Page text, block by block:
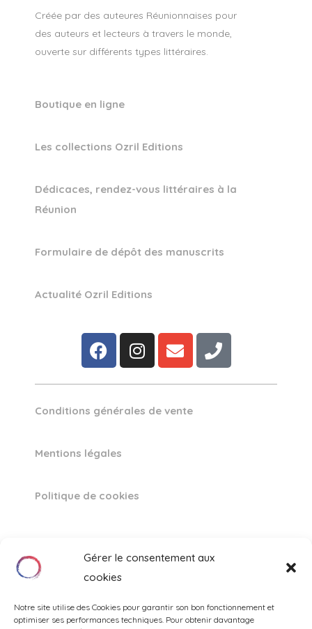
Gérer le consentement aux
cookies
Notre site utilise des Cookies pour garantir son bon fonctionnement et
optimiser ses performances techniques. Pour obtenir davantage
Créée par des auteures Réunionnaises pour
des auteurs et lecteurs à travers le monde,
ouverte sur différents types littéraires.
Boutique en ligne
Les collections Ozril Editions
Dédicaces, rendez-vous littéraires à la
Réunion
Formulaire de dépôt des manuscrits
Actualité Ozril Editions
Conditions générales de vente
Mentions légales
Politique de cookies
Site internet créé par